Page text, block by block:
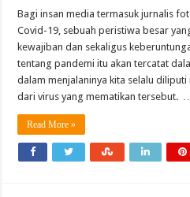
Bagi insan media termasuk jurnalis
Covid-19, sebuah peristiwa besar
kewajiban dan sekaligus
tentang pandemi itu akan tercatat
dalam menjalaninya kita selalu
dari virus yang mematikan tersebut. …
Read More »